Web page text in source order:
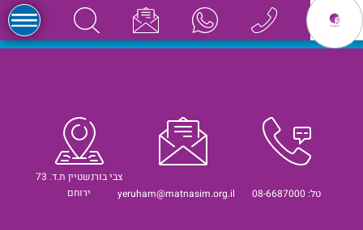
טל: 08-6687000 yeruham@matnasim.org.il
צבי בורנשטיין ת.ד. 73
ירוחם